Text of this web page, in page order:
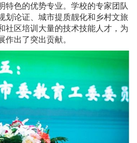
特色的优势专业。学校的专家团队
划论证、城市提质靓化和乡村文旅
社区培训大量的技术技能人才，为
作出了突出贡献。